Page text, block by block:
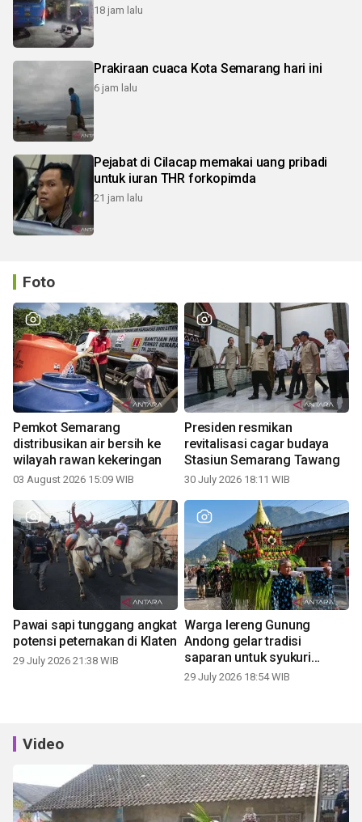
18 jam lalu
Prakiraan cuaca Kota Semarang hari ini
6 jam lalu
Pejabat di Cilacap memakai uang pribadi
untuk iuran THR forkopimda
21 jam lalu
Foto
Pemkot Semarang
distribusikan air bersih ke
wilayah rawan kekeringan
03 August 2026 15:09 WIB
Presiden resmikan
revitalisasi cagar budaya
Stasiun Semarang Tawang
30 July 2026 18:11 WIB
Pawai sapi tunggang angkat
potensi peternakan di Klaten
29 July 2026 21:38 WIB
Warga lereng Gunung
Andong gelar tradisi
saparan untuk syukuri
panen
29 July 2026 18:54 WIB
Video